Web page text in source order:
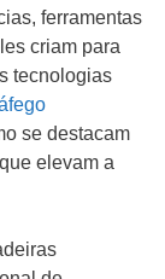
ferramentas
criam para
tecnologias
se destacam
elevam a